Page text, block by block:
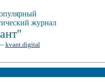
журнал
kvant.digital